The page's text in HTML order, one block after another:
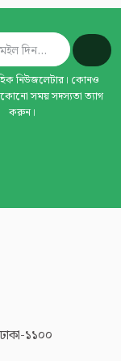
নিউজলেটার। কোনও
সময় সদস্যতা ত্যাগ
করুন।
১১০০